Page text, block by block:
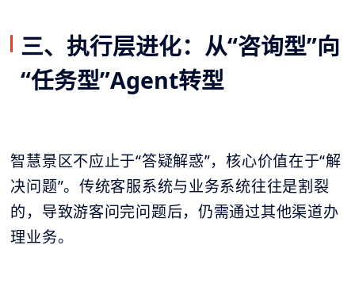
三、执行层进化：从“咨询型”向
“任务型”Agent转型
智慧景区不应止于“答疑解惑”，核心价值在于“解
决问题”。传统客服系统与业务系统往往是割裂
的，导致游客问完问题后，仍需通过其他渠道办
理业务。